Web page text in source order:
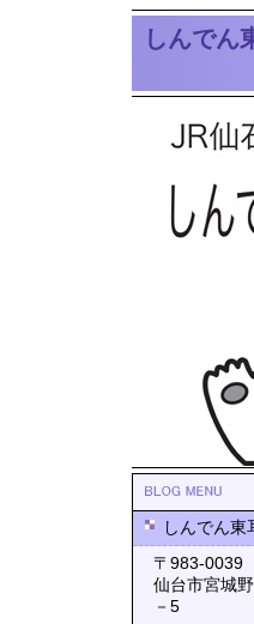
しんでん
しんでん東
〒
仙台市宮城
－5